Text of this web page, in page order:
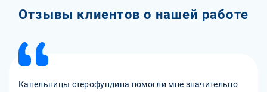
Отзывы клиентов о нашей работе
Капельницы стерофундина помогли мне значительно